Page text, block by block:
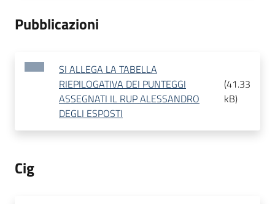
Pubblicazioni
SI ALLEGA LA TABELLA
RIEPILOGATIVA DEI PUNTEGGI
ASSEGNATI IL RUP ALESSANDRO
DEGLI ESPOSTI
(41.33
kB)
Cig